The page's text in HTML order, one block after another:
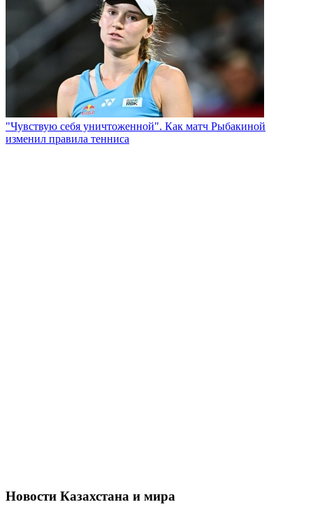
"Чувствую себя уничтоженной". Как матч Рыбакиной
изменил правила тенниса
Новости Казахстана и мира